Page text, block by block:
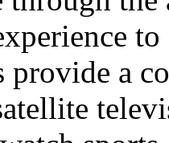
provide a